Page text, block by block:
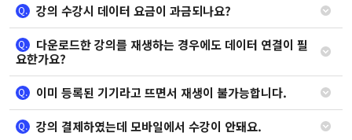
Q. 강의 수강시 데이터 요금이 과금되나요?
Q.
다운로드한 강의를 재생하는 경우에도 데이터 연결이 필
요한가요?
Q. 이미 등록된 기기라고 뜨면서 재생이 불가능합니다.
Q. 강의 결제하였는데 모바일에서 수강이 안돼요.